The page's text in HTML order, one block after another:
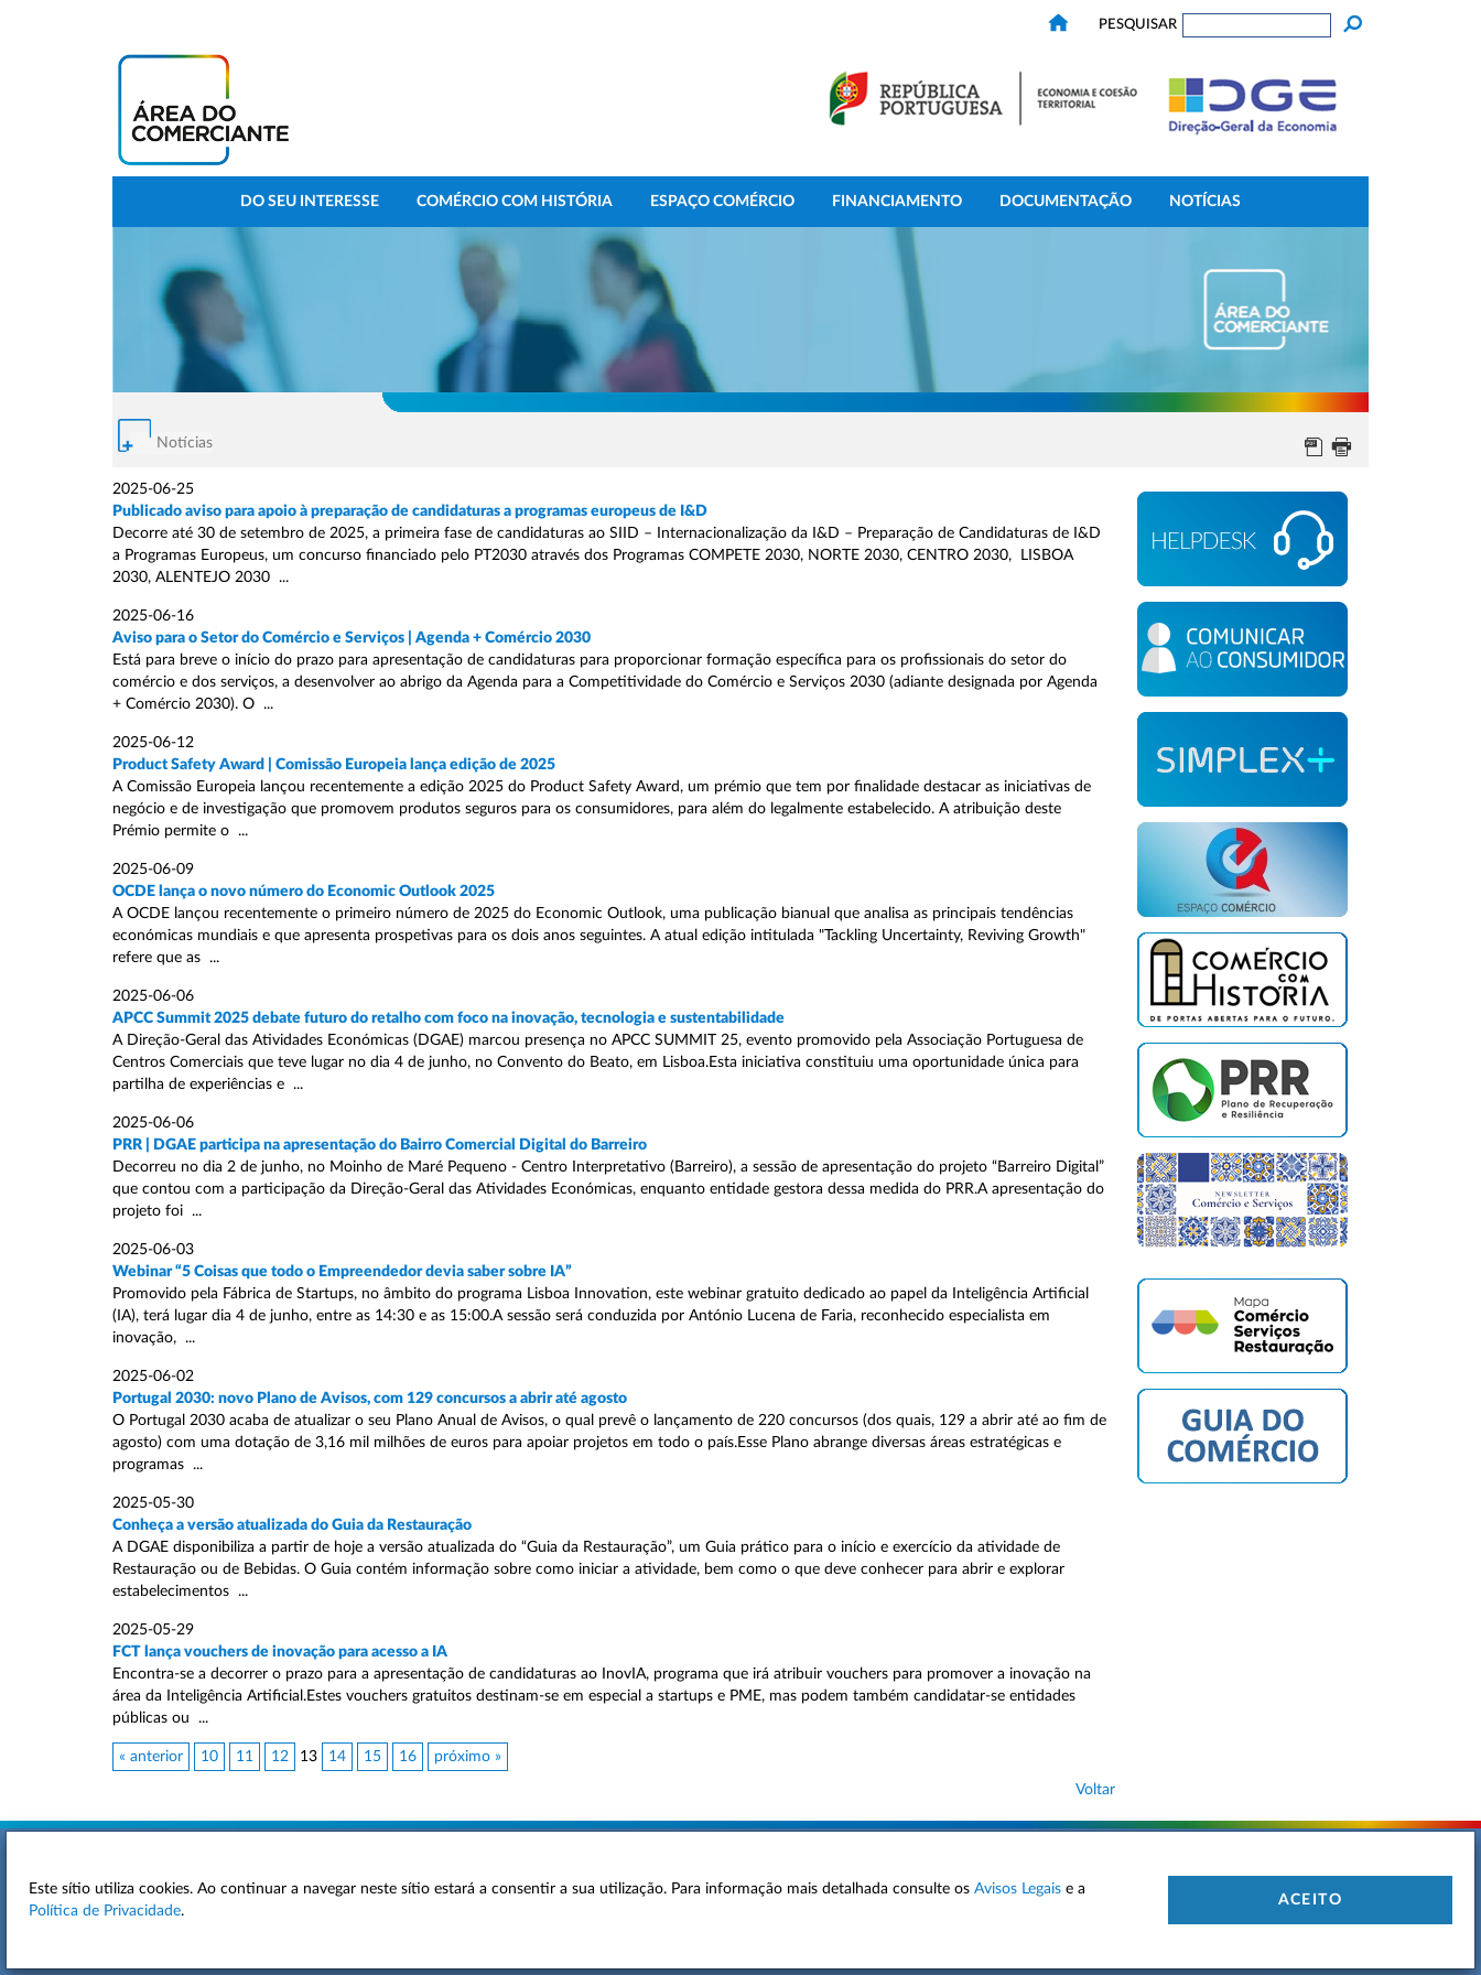
PESQUISAR
DO SEU INTERESSE COMÉRCIO COM HISTÓRIA ESPAÇO COMÉRCIO FINANCIAMENTO DOCUMENTAÇÃO NOTÍCIAS
Notícias
2025-06-25
Publicado aviso para apoio à preparação de candidaturas a programas europeus de I&D
Decorre até 30 de setembro de 2025, a primeira fase de candidaturas ao SIID – Internacionalização da I&D – Preparação de Candidaturas de I&D
a Programas Europeus, um concurso financiado pelo PT2030 através dos Programas COMPETE 2030, NORTE 2030, CENTRO 2030, LISBOA
2030, ALENTEJO 2030 ...
2025-06-16
Aviso para o Setor do Comércio e Serviços | Agenda + Comércio 2030
Está para breve o início do prazo para apresentação de candidaturas para proporcionar formação específica para os profissionais do setor do
comércio e dos serviços, a desenvolver ao abrigo da Agenda para a Competitividade do Comércio e Serviços 2030 (adiante designada por Agenda
+ Comércio 2030). O ...
2025-06-12
Product Safety Award | Comissão Europeia lança edição de 2025
A Comissão Europeia lançou recentemente a edição 2025 do Product Safety Award, um prémio que tem por finalidade destacar as iniciativas de
negócio e de investigação que promovem produtos seguros para os consumidores, para além do legalmente estabelecido. A atribuição deste
Prémio permite o ...
2025-06-09
OCDE lança o novo número do Economic Outlook 2025
A OCDE lançou recentemente o primeiro número de 2025 do Economic Outlook, uma publicação bianual que analisa as principais tendências
económicas mundiais e que apresenta prospetivas para os dois anos seguintes. A atual edição intitulada "Tackling Uncertainty, Reviving Growth"
refere que as ...
2025-06-06
APCC Summit 2025 debate futuro do retalho com foco na inovação, tecnologia e sustentabilidade
A Direção-Geral das Atividades Económicas (DGAE) marcou presença no APCC SUMMIT 25, evento promovido pela Associação Portuguesa de
Centros Comerciais que teve lugar no dia 4 de junho, no Convento do Beato, em Lisboa.Esta iniciativa constituiu uma oportunidade única para
partilha de experiências e ...
2025-06-06
PRR | DGAE participa na apresentação do Bairro Comercial Digital do Barreiro
Decorreu no dia 2 de junho, no Moinho de Maré Pequeno - Centro Interpretativo (Barreiro), a sessão de apresentação do projeto “Barreiro Digital”
que contou com a participação da Direção-Geral das Atividades Económicas, enquanto entidade gestora dessa medida do PRR.A apresentação do
projeto foi ...
2025-06-03
Webinar “5 Coisas que todo o Empreendedor devia saber sobre IA”
Promovido pela Fábrica de Startups, no âmbito do programa Lisboa Innovation, este webinar gratuito dedicado ao papel da Inteligência Artificial
(IA), terá lugar dia 4 de junho, entre as 14:30 e as 15:00.A sessão será conduzida por António Lucena de Faria, reconhecido especialista em
inovação, ...
2025-06-02
Portugal 2030: novo Plano de Avisos, com 129 concursos a abrir até agosto
O Portugal 2030 acaba de atualizar o seu Plano Anual de Avisos, o qual prevê o lançamento de 220 concursos (dos quais, 129 a abrir até ao fim de
agosto) com uma dotação de 3,16 mil milhões de euros para apoiar projetos em todo o país.Esse Plano abrange diversas áreas estratégicas e
programas ...
2025-05-30
Conheça a versão atualizada do Guia da Restauração
A DGAE disponibiliza a partir de hoje a versão atualizada do “Guia da Restauração”, um Guia prático para o início e exercício da atividade de
Restauração ou de Bebidas. O Guia contém informação sobre como iniciar a atividade, bem como o que deve conhecer para abrir e explorar
estabelecimentos ...
2025-05-29
FCT lança vouchers de inovação para acesso a IA
Encontra-se a decorrer o prazo para a apresentação de candidaturas ao InovIA, programa que irá atribuir vouchers para promover a inovação na
área da Inteligência Artificial.Estes vouchers gratuitos destinam-se em especial a startups e PME, mas podem também candidatar-se entidades
públicas ou ...
« anterior 10 11 12 13 14 15 16 próximo »
Voltar
ACESSIBILIDADE POLÍTICA DE PRIVACIDADE CONTACTOS
Este sítio utiliza cookies. Ao continuar a navegar neste sítio estará a consentir a sua utilização. Para informação mais detalhada consulte os Avisos Legais e a
Política de Privacidade.
ACEITO